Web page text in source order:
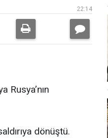
22:14
Rusya’nın
dönüştü.